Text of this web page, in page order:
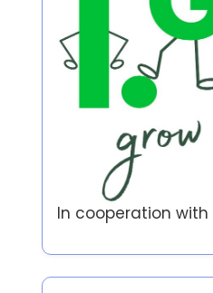
In cooperation with